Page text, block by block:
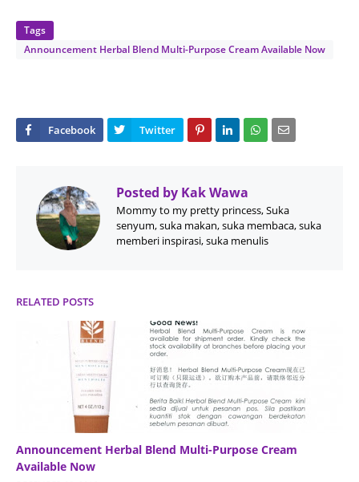
Tags
Announcement Herbal Blend Multi-Purpose Cream Available Now
Posted by Kak Wawa
Mommy to my pretty princess, Suka
senyum, suka makan, suka membaca, suka
memberi inspirasi, suka menulis
RELATED POSTS
Announcement Herbal Blend Multi-Purpose Cream
Available Now